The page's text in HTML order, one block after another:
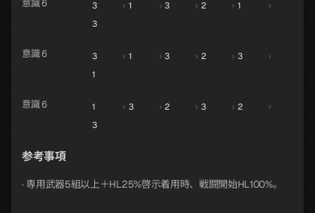
意識 6 3 › 1 › 3 › 2 › 1
›
3
意識 6 3 › 1 › 3 › 2 › 3
›
1
意識 6 1 › 3 › 2 › 3 › 2
›
3
参考事項
· 専用武器5組以上＋HL25%啓示着用時、戦闘開始HL100%。